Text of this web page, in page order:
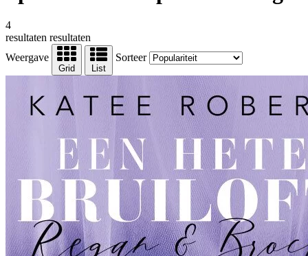
4
resultaten resultaten
Weergave
Grid List
Sorteer